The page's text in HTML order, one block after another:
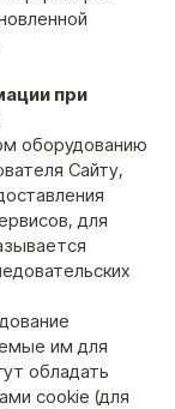
при
оборудованию
Сайту,
для
им для
обладать
cookie (для